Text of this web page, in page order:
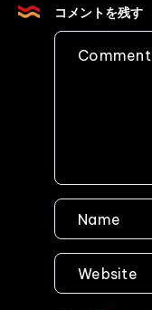
肛
門・
視
態
痢・
街
ゲ
ロ
ド
新・
7came
ョ
ッ
コメントを残す